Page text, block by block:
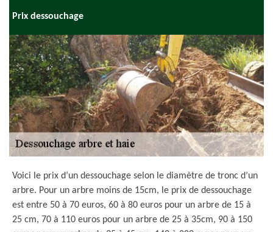
Prix dessouchage
Voici le prix d’un dessouchage selon le diamètre de tronc d’un
arbre. Pour un arbre moins de 15cm, le prix de dessouchage
est entre 50 à 70 euros, 60 à 80 euros pour un arbre de 15 à
25 cm, 70 à 110 euros pour un arbre de 25 à 35cm, 90 à 150